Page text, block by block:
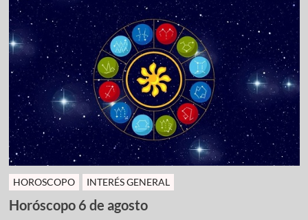
HOROSCOPO INTERÉS GENERAL
Horóscopo 6 de agosto